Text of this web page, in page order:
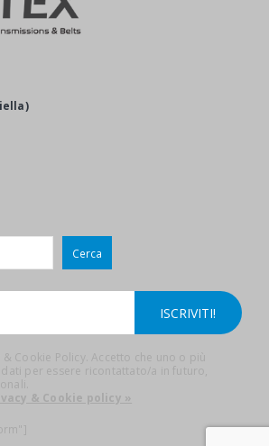
Cerca
Cookie Policy. Accetto che uno o più
per essere ricontattato/a in futuro,
& Cookie policy »